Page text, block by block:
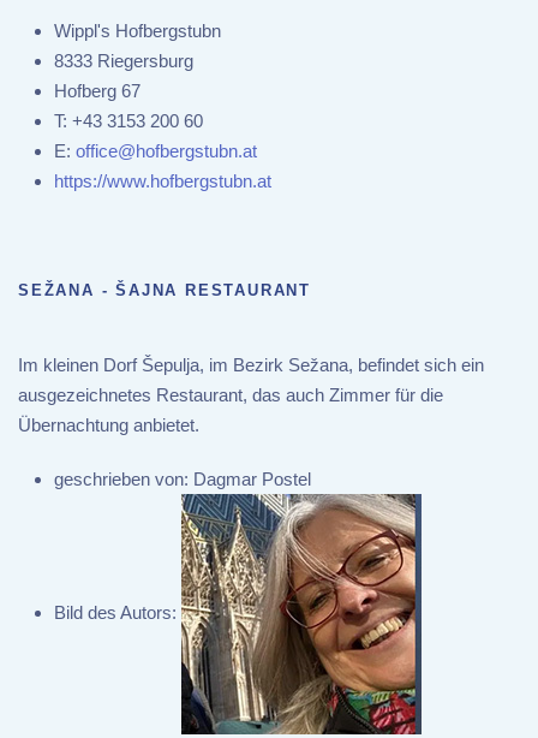
Wippl's Hofbergstubn
8333 Riegersburg
Hofberg 67
T: +43 3153 200 60
E: office@hofbergstubn.at
https://www.hofbergstubn.at
SEŽANA - ŠAJNA RESTAURANT
Im kleinen Dorf Šepulja, im Bezirk Sežana, befindet sich ein
ausgezeichnetes Restaurant, das auch Zimmer für die
Übernachtung anbietet.
geschrieben von: Dagmar Postel
Bild des Autors: